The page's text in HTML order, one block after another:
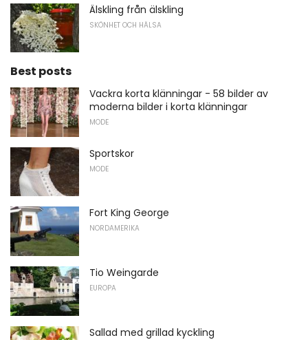
Älskling från älskling
SKÖNHET OCH HÄLSA
Best posts
Vackra korta klänningar - 58 bilder av
moderna bilder i korta klänningar
MODE
Sportskor
MODE
Fort King George
NORDAMERIKA
Tio Weingarde
EUROPA
Sallad med grillad kyckling